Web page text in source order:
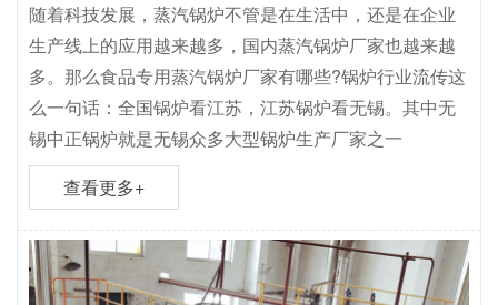
随着科技发展，蒸汽锅炉不管是在生活中，还是在企业
生产线上的应用越来越多，国内蒸汽锅炉厂家也越来越
多。那么食品专用蒸汽锅炉厂家有哪些?锅炉行业流传这
么一句话：全国锅炉看江苏，江苏锅炉看无锡。其中无
锡中正锅炉就是无锡众多大型锅炉生产厂家之一
查看更多+